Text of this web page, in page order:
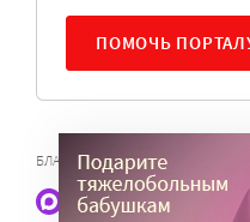
ПОМОЧЬ
БЛАГОТВОРИТЕЛЬНЫЕ ФОНДЫ
Наши статьи и